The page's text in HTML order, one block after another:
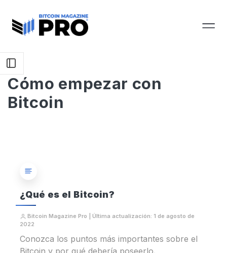
Cómo empezar con
Bitcoin
¿Qué es el Bitcoin?
Bitcoin Magazine Pro | Última actualización: 1 de agosto de
2022
Conozca los puntos más importantes sobre el
Bitcoin y por qué debería poseerlo.